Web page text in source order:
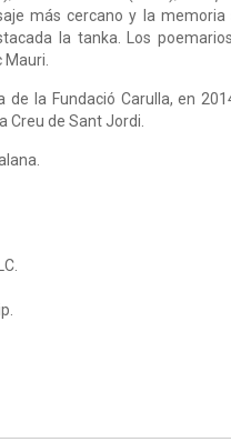
más cercano y la memoria
la tanka. Los
la Fundació Carulla, en
Creu de Sant Jordi.